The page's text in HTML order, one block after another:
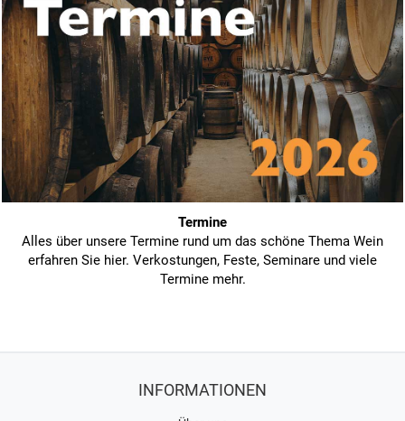
Termine
Alles über unsere Termine rund um das schöne Thema Wein
erfahren Sie hier. Verkostungen, Feste, Seminare und viele
Termine mehr.
INFORMATIONEN